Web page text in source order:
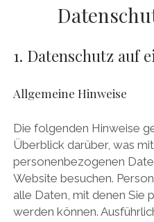
1. Datenschutz auf
Allgemeine Hinweise
Die folgenden Hinweise
Überblick darüber, was
personenbezogenen
Website besuchen.
alle Daten, mit denen Sie
werden können.